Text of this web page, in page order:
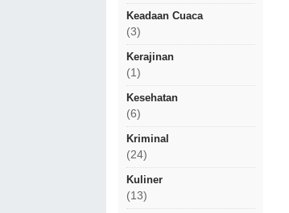
Keadaan Cuaca
(3)
Kerajinan
(1)
Kesehatan
(6)
Kriminal
(24)
Kuliner
(13)